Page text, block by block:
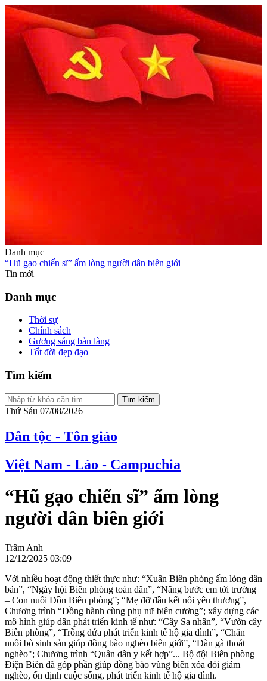
Danh mục
“Hũ gạo chiến sĩ” ấm lòng người dân biên giới
Tin mới
Danh mục
Thời sự
Chính sách
Gương sáng bản làng
Tốt đời đẹp đạo
Tìm kiếm
Tìm kiếm
Thứ Sáu 07/08/2026
Dân tộc - Tôn giáo
Việt Nam - Lào - Campuchia
“Hũ gạo chiến sĩ” ấm lòng
người dân biên giới
Trâm Anh
12/12/2025 03:09
Với nhiều hoạt động thiết thực như: “Xuân Biên phòng ấm lòng dân
bản”, “Ngày hội Biên phòng toàn dân”, “Nâng bước em tới trường
– Con nuôi Đồn Biên phòng”; “Mẹ đỡ đầu kết nối yêu thương”,
Chương trình “Đồng hành cùng phụ nữ biên cương”; xây dựng các
mô hình giúp dân phát triển kinh tế như: “Cây Sa nhân”, “Vườn cây
Biên phòng”, “Trồng dứa phát triển kinh tế hộ gia đình”, “Chăn
nuôi bò sinh sản giúp đồng bào nghèo biên giới”, “Đàn gà thoát
nghèo"; Chương trình “Quân dân y kết hợp”... Bộ đội Biên phòng
Điện Biên đã góp phần giúp đồng bào vùng biên xóa đói giảm
nghèo, ổn định cuộc sống, phát triển kinh tế hộ gia đình.